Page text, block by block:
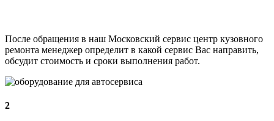
После обращения в наш Московский сервис центр кузовного
ремонта менеджер определит в какой сервис Вас направить,
обсудит стоимость и сроки выполнения работ.
2